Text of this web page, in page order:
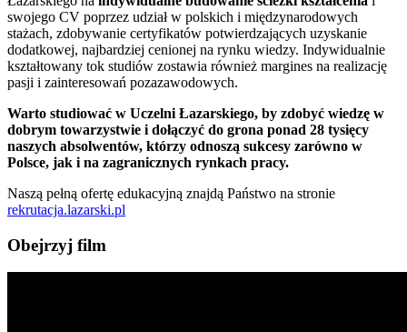
swojego CV poprzez udział w polskich i międzynarodowych
stażach, zdobywanie certyfikatów potwierdzających uzyskanie
dodatkowej, najbardziej cenionej na rynku wiedzy. Indywidualnie
kształtowany tok studiów zostawia również margines na realizację
pasji i zainteresowań pozazawodowych.
Warto studiować w Uczelni Łazarskiego, by zdobyć wiedzę w
dobrym towarzystwie i dołączyć do grona ponad 28 tysięcy
naszych absolwentów, którzy odnoszą sukcesy zarówno w
Polsce, jak i na zagranicznych rynkach pracy.
Naszą pełną ofertę edukacyjną znajdą Państwo na stronie
rekrutacja.lazarski.pl
Obejrzyj film